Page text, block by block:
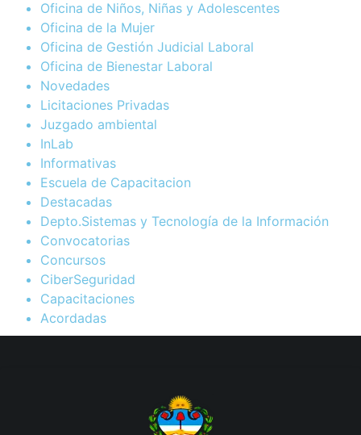
Oficina de Niños, Niñas y Adolescentes
Oficina de la Mujer
Oficina de Gestión Judicial Laboral
Oficina de Bienestar Laboral
Novedades
Licitaciones Privadas
Juzgado ambiental
InLab
Informativas
Escuela de Capacitacion
Destacadas
Depto.Sistemas y Tecnología de la Información
Convocatorias
Concursos
CiberSeguridad
Capacitaciones
Acordadas